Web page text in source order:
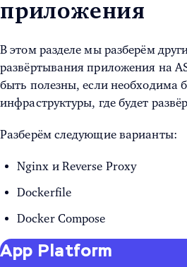
приложения
В этом разделе мы разберём
развёртывания приложения на
быть полезны, если необходима
инфраструктуры, где будет
Разберём следующие варианты:
Nginx и Reverse Proxy
Dockerfile
Docker Compose
App Platform